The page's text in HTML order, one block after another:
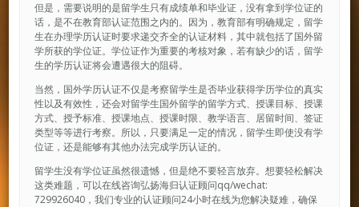
但是，需要说明的是留学生只有成绩单和毕业证，没有拿到学位证的
话，是不在教育部认证范围之内的。因为，教育部有明确规定，留学
生在办理学历认证时要求递交齐全的认证材料，其中就包括了国外留
学所获的学位证。学位证作为重要的考核对象，若有缺少的话，留学
生的学历认证将会遭遇很大的阻碍。
当然，国外学历认证不仅是考察留学生是否毕业获得学历学位的真实
性以及有效性，还会对留学生国外留学的留学方式、授课目标、授课
方式、授予标准、授课地点、授课时限、教学语言、居留时间、签证
类型等等进行考察。所以，只要满足一定的情况，留学生即使没有学
位证，还是能够有其他办法完成学历认证的。
留学生没有学位证虽然很遗憾，但是绝不要轻言放弃。想要轻松解决
这类难题，可以在线咨询弘扬海归认证顾问qq/wechat:
729926040，我们专业的认证顾问24小时在线为您解决疑难，确保